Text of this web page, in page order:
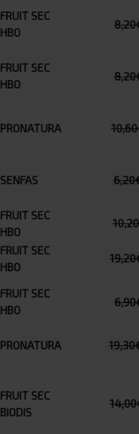
FRUIT SEC
HBO
FRUIT SEC
HBO
PRONATURA
SENFAS
FRUIT SEC
HBO
FRUIT SEC
HBO
FRUIT SEC
HBO
PRONATURA
FRUIT SEC
BIODIS